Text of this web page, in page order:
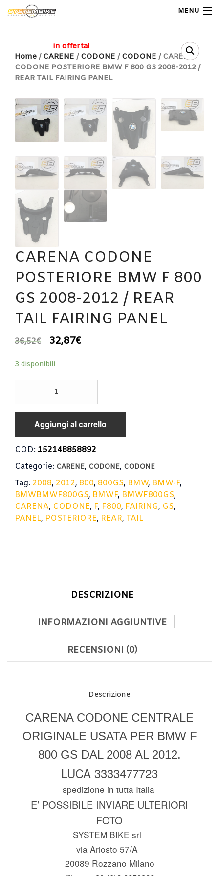
MENU
Home
Shop Ricambi
Note Generali
Carrello
Contatti
Home / CARENE / CODONE / CODONE / CARENA
CODONE POSTERIORE BMW F 800 GS 2008-2012 /
REAR TAIL FAIRING PANEL
In offerta!
CARENA CODONE
POSTERIORE BMW F 800
GS 2008-2012 / REAR
TAIL FAIRING PANEL
36,52€ 32,87€
3 disponibili
POSTERIORE
BMW
800
GS
2012
REAR
TAIL
FAIRING
PANEL
Aggiungi al carrello
COD: 152148858892
Categorie: CARENE, CODONE, CODONE
Tag: 2008, 2012, 800, 800GS, BMW, BMW-F,
BMWBMWF800GS, BMWF, BMWF800GS,
CARENA, CODONE, F, F800, FAIRING, GS,
PANEL, POSTERIORE, REAR, TAIL
DESCRIZIONE
INFORMAZIONI AGGIUNTIVE
RECENSIONI (0)
Descrizione
CARENA CODONE CENTRALE
ORIGINALE USATA PER BMW F
800 GS DAL 2008 AL 2012.
LUCA 3333477723
spedizione in tutta Italia
E’ POSSIBILE INVIARE ULTERIORI
FOTO
SYSTEM BIKE srl
via Ariosto 57/A
20089 Rozzano Milano